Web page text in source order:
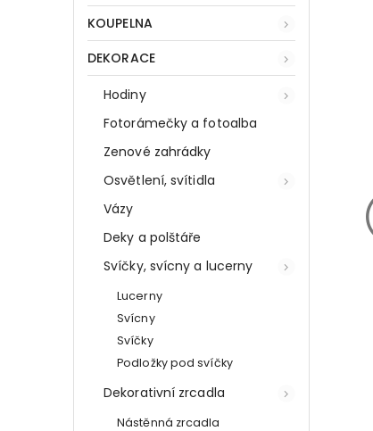
KOUPELNA
DEKORACE
Hodiny
Fotorámečky a fotoalba
Zenové zahrádky
Osvětlení, svítidla
Vázy
Deky a polštáře
Svíčky, svícny a lucerny
Lucerny
Svícny
Svíčky
Podložky pod svíčky
Dekorativní zrcadla
Nástěnná zrcadla